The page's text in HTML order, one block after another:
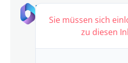
MS365
Apps,
Deinstallation
6.25
Sie müssen sich
zu diesen